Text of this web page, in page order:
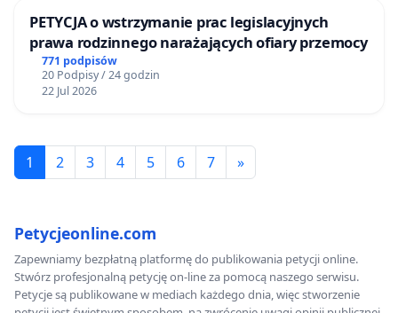
PETYCJA o wstrzymanie prac legislacyjnych
prawa rodzinnego narażających ofiary przemocy
771 podpisów
20 Podpisy / 24 godzin
22 Jul 2026
1 2 3 4 5 6 7 »
Petycjeonline.com
Zapewniamy bezpłatną platformę do publikowania petycji online.
Stwórz profesjonalną petycję on-line za pomocą naszego serwisu.
Petycje są publikowane w mediach każdego dnia, więc stworzenie